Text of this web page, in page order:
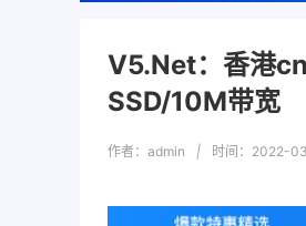
V5.Net：香港
SSD/10M带宽
作者：admin | 时间： 2022-